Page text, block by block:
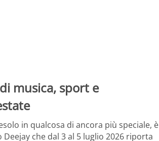
musica, sport e
in qualcosa di ancora più speciale, è
che dal 3 al 5 luglio 2026 riporta